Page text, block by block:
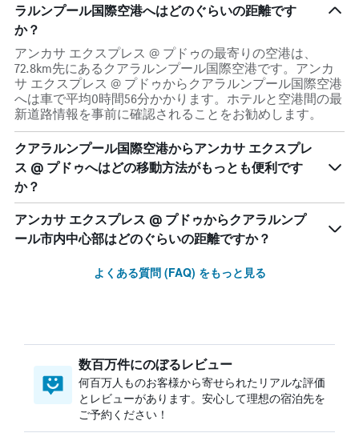
ラルンプール国際空港へはどのぐらいの距離です
か？
アンカサ エクスプレス @ プドゥの最寄りの空港は、
72.8km先にあるクアラルンプール国際空港です。アンカ
サ エクスプレス @ プドゥからクアラルンプール国際空港
へは車で平均0時間56分かかります。ホテルと空港間の最
新道路情報を事前に確認されることをお勧めします。
クアラルンプール国際空港からアンカサ エクスプレ
ス @ プドゥへはどの移動方法がもっとも便利です
か？
アンカサ エクスプレス @ プドゥからクアラルンプ
ール市内中心部はどのぐらいの距離ですか？
よくある質問 (FAQ) をもっと見る
数百万件にのぼるレビュー
何百万人ものお客様から寄せられたリアルな評価
とレビューがあります。安心して理想の宿泊先を
ご予約ください！